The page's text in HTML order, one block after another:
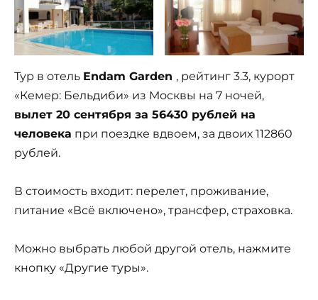
Тур в отель Endam Garden , рейтинг 3.3, курорт
«Кемер: Бельдиби» из Москвы на 7 ночей,
вылет 20 сентября за 56430 рублей на
человека при поездке вдвоем, за двоих 112860
рублей.
В стоимость входит: перелет, проживание,
питание «Всё включено», трансфер, страховка.
Можно выбрать любой другой отель, нажмите
кнопку «Другие туры».